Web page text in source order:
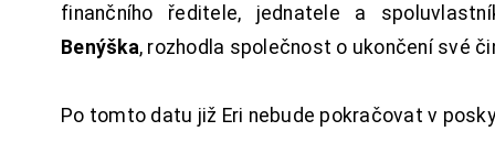
finančního ředitele, jednatele a
Benýška, rozhodla společnost o ukončení své
Po tomto datu již Eri nebude pokračovat v